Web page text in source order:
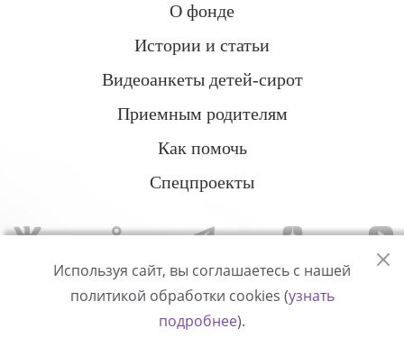
О фонде
Истории и статьи
Видеоанкеты детей-сирот
Приемным родителям
Как помочь
Спецпроекты
Политика конфиденциальности
Используя сайт, вы соглашаетесь с нашей
политикой обработки cookies (узнать
подробнее).